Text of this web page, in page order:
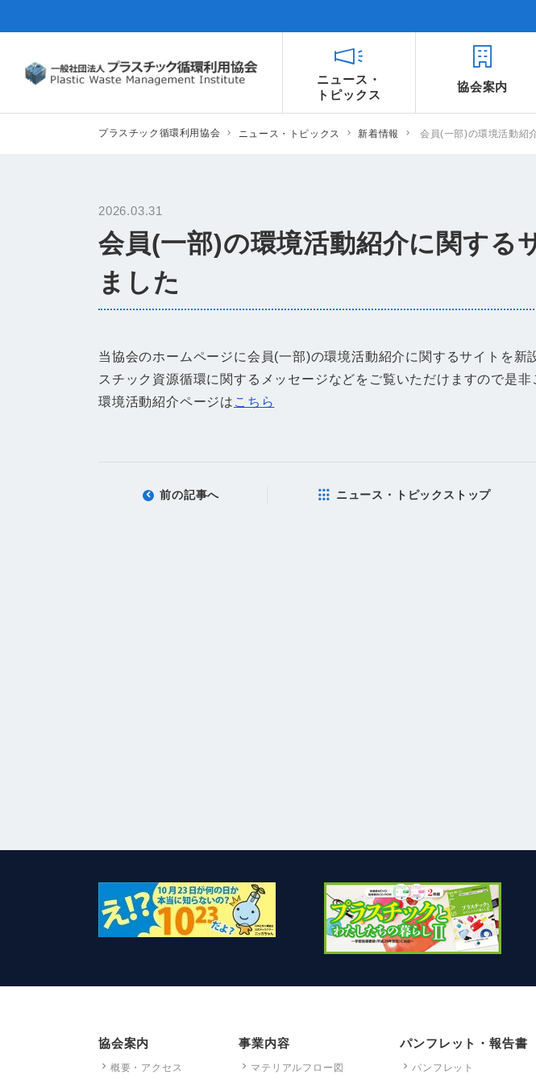
ニュース・
トピックス
協会案内
プラスチック循環利用協会 ニュース・トピックス 新着情報 会員(一部)の環境活動紹
2026.03.31
会員(一部)の環境活動紹介に関する
ました
当協会のホームページに会員(一部)の環境活動紹介に関するサイトを新
スチック資源循環に関するメッセージなどをご覧いただけますので是非
環境活動紹介ページは こちら
前の記事へ ニュース・トピックストップ
協会案内
概要・アクセス
事業内容
マテリアルフロー図
パンフレット・報告書
パンフレット